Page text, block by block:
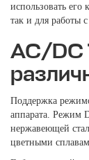
использовать его
так и для работы
AC/DC
Поддержка
аппарата. Режим
нержавеющей
цветными